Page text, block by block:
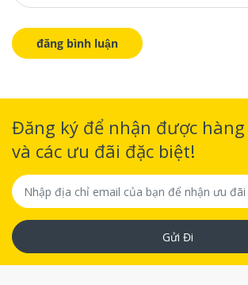
Đăng ký để nhận được
và các ưu đãi đặc biệt!
Gửi Đi